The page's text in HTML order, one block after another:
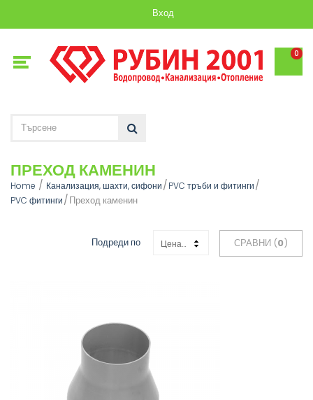
Вход
0
ПРЕХОД КАМЕНИН
Home Канализация, шахти, сифони
PVC тръби и фитинги
PVC фитинги
Преход каменин
СРАВНИ (0)
Подреди по Цена: Възходяща